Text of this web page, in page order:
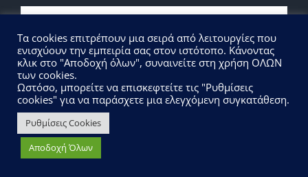
Βραδιά του Ερευνητή 2026 | Πρόσκληση
εκδήλωσης ενδιαφέροντος
07/07/2026 | Εκδηλώσεις
© Τμήμα Φυσικής | Σχολή Θετικών Επιστημών |
Πανεπιστήμιο Πατρών | All Rights Reserved
Τα cookies επιτρέπουν μια σειρά από λειτουργίες που
ενισχύουν την εμπειρία σας στον ιστότοπο. Κάνοντας
κλικ στο "Αποδοχή όλων", συναινείτε στη χρήση ΟΛΩΝ
των cookies.
Ωστόσο, μπορείτε να επισκεφτείτε τις "Ρυθμίσεις
cookies" για να παράσχετε μια ελεγχόμενη συγκατάθεση.
Ρυθμίσεις Cookies
Αποδοχή Όλων